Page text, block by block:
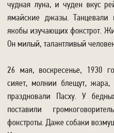
чудная луна, и чуден вкус
ямайские джазы.
якобы изучающих фокстрот.
Он милый, талантливый
26 мая, воскресенье, 1930
сияет, молнии блещут, жара,
праздновали Пасху. У
поставили
фокстроты. Даже собаки